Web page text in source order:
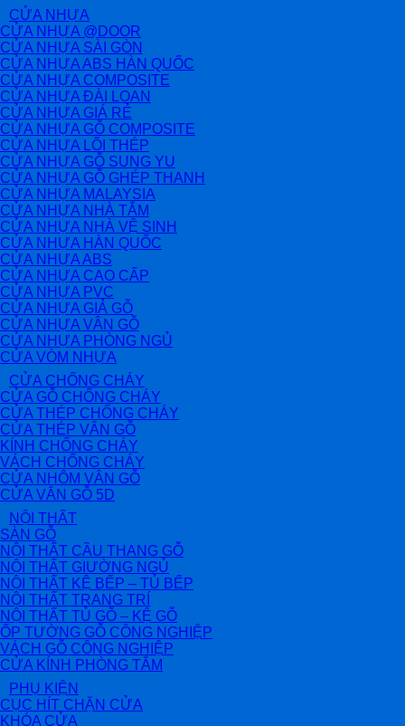
CỬA NHỰA
CỬA NHỰA @DOOR
CỬA NHỰA SÀI GÒN
CỬA NHỰA ABS HÀN QUỐC
CỬA NHỰA COMPOSITE
CỬA NHỰA ĐÀI LOAN
CỬA NHỰA GIÁ RẺ
CỬA NHỰA GỖ COMPOSITE
CỬA NHỰA LÕI THÉP
CỬA NHỰA GỖ SUNG YU
CỬA NHỰA GỖ GHÉP THANH
CỬA NHỰA MALAYSIA
CỬA NHỰA NHÀ TẮM
CỬA NHỰA NHÀ VỆ SINH
CỬA NHỰA HÀN QUỐC
CỬA NHỰA ABS
CỬA NHỰA CAO CẤP
CỬA NHỰA PVC
CỬA NHỰA GIẢ GỖ
CỬA NHỰA VÂN GỖ
CỬA NHỰA PHÒNG NGỦ
CỬA VÒM NHỰA
CỬA CHỐNG CHÁY
CỬA GỖ CHỐNG CHÁY
CỬA THÉP CHỐNG CHÁY
CỬA THÉP VÂN GỖ
KÍNH CHỐNG CHÁY
VÁCH CHỐNG CHÁY
CỬA NHÔM VÂN GỖ
CỬA VÂN GỖ 5D
NỘI THẤT
SÀN GỖ
NỘI THẤT CẦU THANG GỖ
NỘI THẤT GIƯỜNG NGỦ
NỘI THẤT KỆ BẾP – TỦ BẾP
NỘI THẤT TRANG TRÍ
NỘI THẤT TỦ GỖ – KỆ GỖ
ỐP TƯỜNG GỖ CÔNG NGHIỆP
VÁCH GỖ CÔNG NGHIỆP
CỬA KÍNH PHÒNG TẮM
PHỤ KIỆN
CỤC HÍT CHẶN CỬA
KHÓA CỬA